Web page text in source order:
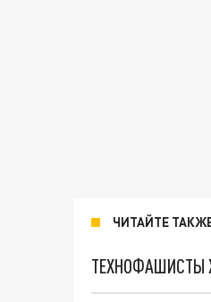
ЧИТАЙТЕ
ТЕХНОФАШИСТЫ